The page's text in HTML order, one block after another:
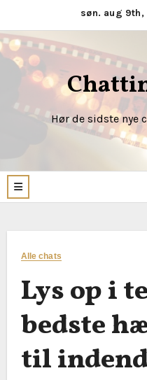
to
content
søn. aug 9th,
Hør de sidste nye
Alle chats
Lys op i
bedste
til